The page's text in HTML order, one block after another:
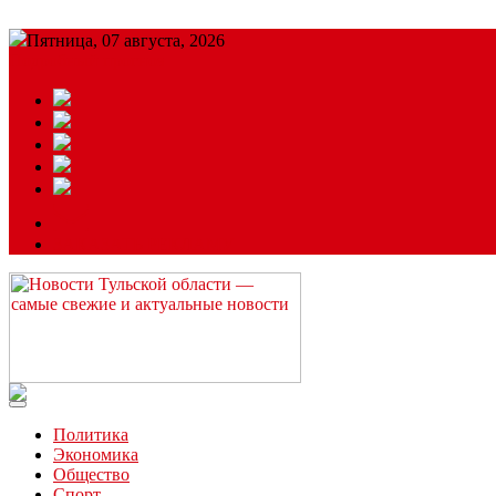
Пятница, 07 августа, 2026
Читайте последние новости дня в Тульской области на сайте
Политика
Экономика
Общество